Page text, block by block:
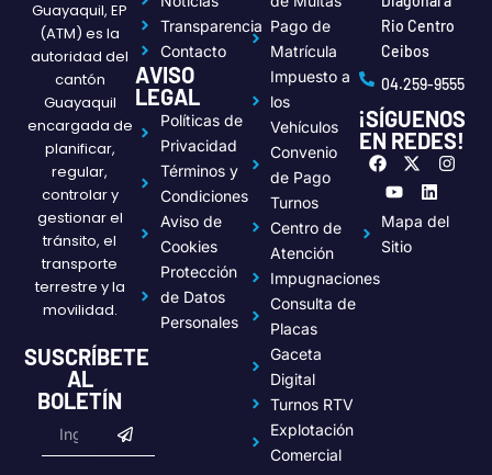
Guayaquil, EP
(ATM) es la
autoridad del
cantón
Guayaquil
encargada de
planificar,
regular,
controlar y
gestionar el
tránsito, el
transporte
terrestre y la
movilidad.
SUSCRÍBETE
AL
BOLETÍN
Transparencia
Contacto
AVISO
LEGAL
Políticas de
Privacidad
Términos y
Condiciones
Aviso de
Cookies
Protección
de Datos
Personales
Pago de
Matrícula
Impuesto a
los
Vehículos
Convenio
de Pago
Turnos
Centro de
Atención
Impugnaciones
Consulta de
Placas
Gaceta
Digital
Turnos RTV
Explotación
Comercial
Rio Centro
Ceibos
04.259-9555
¡SÍGUENOS
EN REDES!
F
a
c
e
b
o
k
X
-
i
t
I
n
t
a
Y
u
t
u
b
n
k
e
Mapa del
Sitio